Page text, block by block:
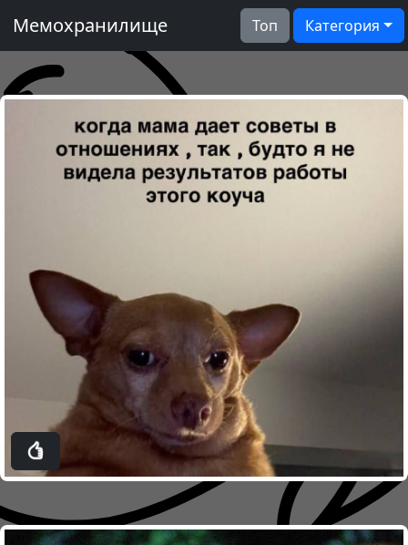
Мемохранилище Топ Категория